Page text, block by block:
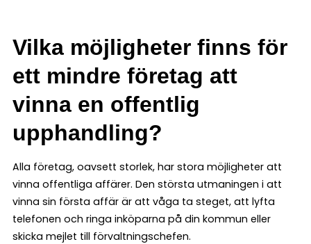
Vilka möjligheter finns för
ett mindre företag att
vinna en offentlig
upphandling?
Alla företag, oavsett storlek, har stora möjligheter att
vinna offentliga affärer. Den största utmaningen i att
vinna sin första affär är att våga ta steget, att lyfta
telefonen och ringa inköparna på din kommun eller
skicka mejlet till förvaltningschefen.